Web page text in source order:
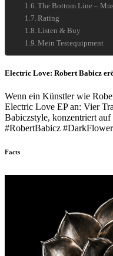
The Bottom Line –
Rating
Listen & Buy
Mein Testequipment
Electric Love: Robert Babicz
Wenn ein Künstler wie
Electric Love EP an: Vier
Babiczstyle, konzentriert
#RobertBabicz
Facts